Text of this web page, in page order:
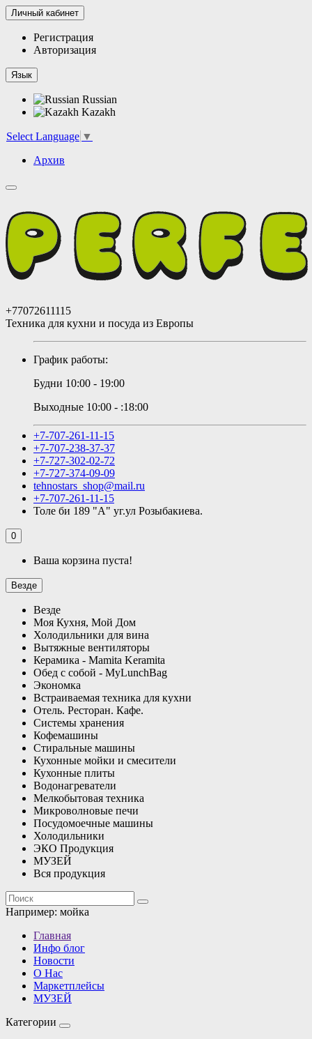
Личный кабинет
Регистрация
Авторизация
Язык
Russian
Kazakh
Select Language ▼
Архив
+77072611115
Техника для кухни и посуда из Европы
График работы:
Будни 10:00 - 19:00
Выходные 10:00 - :18:00
+7-707-261-11-15
+7-707-238-37-37
+7-727-302-02-72
+7-727-374-09-09
tehnostars_shop@mail.ru
+7-707-261-11-15
Толе би 189 "А" уг.ул Розыбакиева.
0
Ваша корзина пуста!
Везде
Везде
Моя Кухня, Мой Дом
Холодильники для вина
Вытяжные вентиляторы
Керамика - Mamita Keramita
Обед с собой - MyLunchBag
Экономка
Встраиваемая техника для кухни
Отель. Ресторан. Кафе.
Системы хранения
Кофемашины
Стиральные машины
Кухонные мойки и смесители
Кухонные плиты
Водонагреватели
Мелкобытовая техника
Микроволновые печи
Посудомоечные машины
Холодильники
ЭКО Продукция
МУЗЕЙ
Вся продукция
Например: мойка
Главная
Инфо блог
Новости
О Нас
Маркетплейсы
МУЗЕЙ
Категории